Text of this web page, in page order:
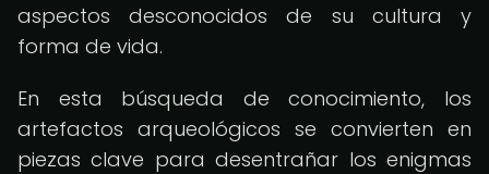
aspectos desconocidos de su cultura y
forma de vida.
En esta búsqueda de conocimiento, los
artefactos arqueológicos se convierten en
piezas clave para desentrañar los enigmas